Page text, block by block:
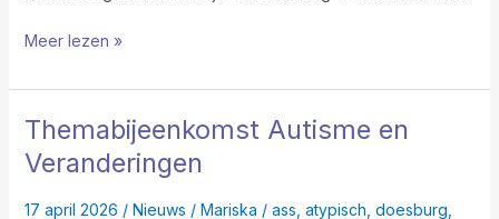
Meer lezen »
Themabijeenkomst Autisme en
Veranderingen
17 april 2026 / Nieuws / Mariska / ass atypisch doesburg
Themabijeenkomst
en